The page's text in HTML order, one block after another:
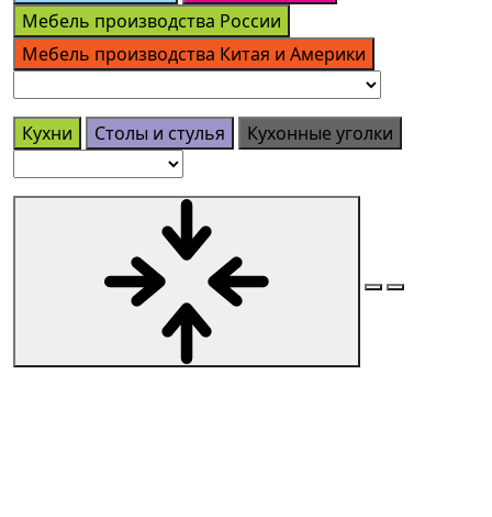
Мебель производства России
Мебель производства Китая и Америки
Кухни Столы и стулья Кухонные уголки